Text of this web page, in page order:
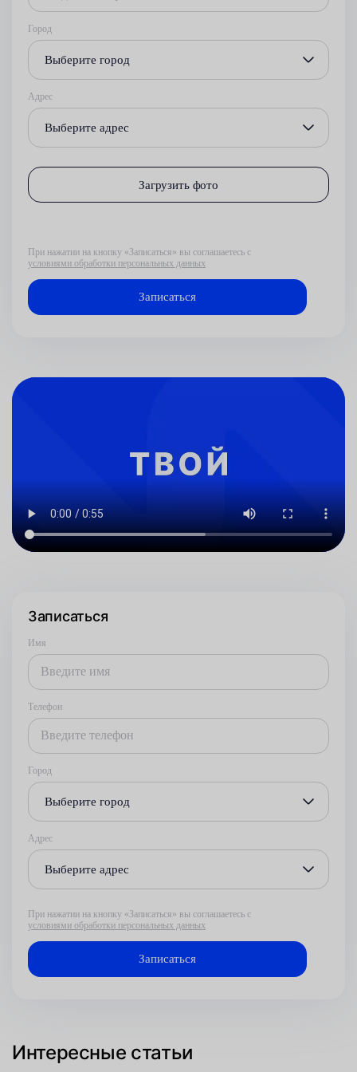
Город
Выберите город
Адрес
Выберите адрес
Загрузить фото
При нажатии на кнопку «Записаться» вы соглашаетесь с
условиями обработки персональных данных
Записаться
Имя
Телефон
Город
Выберите город
Адрес
Выберите адрес
При нажатии на кнопку «Записаться» вы соглашаетесь с
условиями обработки персональных данных
Интересные статьи